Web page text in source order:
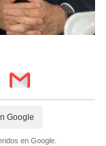
Google
en Google.